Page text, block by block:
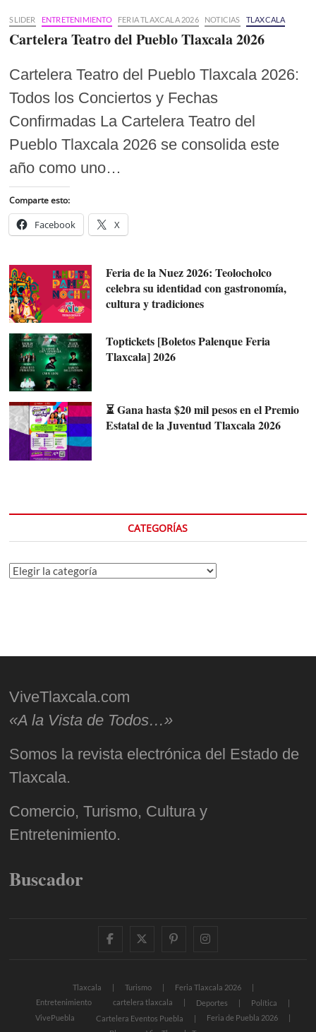
SLIDER ENTRETENIMIENTO FERIA TLAXCALA 2026 NOTICIAS TLAXCALA
Cartelera Teatro del Pueblo Tlaxcala 2026
Cartelera Teatro del Pueblo Tlaxcala 2026:
Todos los Conciertos y Fechas
Confirmadas La Cartelera Teatro del
Pueblo Tlaxcala 2026 se consolida este
año como uno…
Comparte esto:
Facebook X
Feria de la Nuez 2026: Teolocholco
celebra su identidad con gastronomía,
cultura y tradiciones
Toptickets [Boletos Palenque Feria
Tlaxcala] 2026
⏳ Gana hasta $20 mil pesos en el Premio
Estatal de la Juventud Tlaxcala 2026
CATEGORÍAS
Categorías
ViveTlaxcala.com
«A la Vista de Todos…»
Somos la revista electrónica del Estado de
Tlaxcala.
Comercio, Turismo, Cultura y
Entretenimiento.
Buscador
facebooktwitter
pinterestinstagram
Tlaxcala Turismo
Feria Tlaxcala 2026
Entretenimiento
cartelera tlaxcala Deportes
Política
VivePuebla
Cartelera Eventos Puebla
Feria de Puebla 2026